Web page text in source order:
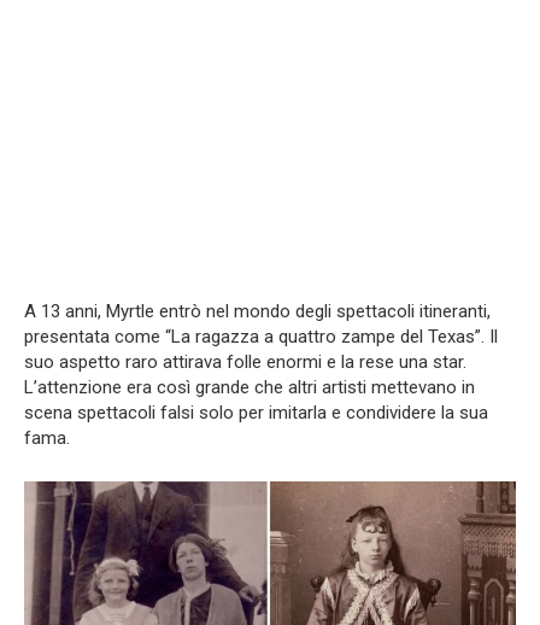
A 13 anni, Myrtle entrò nel mondo degli spettacoli itineranti,
presentata come “La ragazza a quattro zampe del Texas”. Il
suo aspetto raro attirava folle enormi e la rese una star.
L’attenzione era così grande che altri artisti mettevano in
scena spettacoli falsi solo per imitarla e condividere la sua
fama.